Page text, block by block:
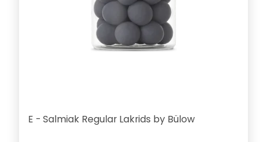
E - Salmiak Regular Lakrids by Bülow